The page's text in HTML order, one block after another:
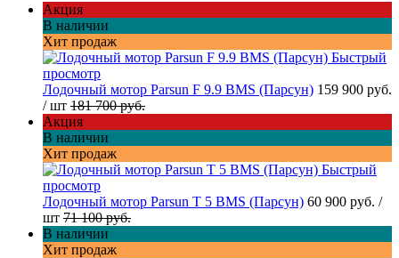
Акция
В наличии
Хит продаж
Быстрый
просмотр
Лодочный мотор Parsun F 9.9 BMS (Парсун) 159 900 руб.
/ шт 181 700 руб.
Акция
В наличии
Хит продаж
Быстрый
просмотр
Лодочный мотор Parsun T 5 BMS (Парсун) 60 900 руб. /
шт 71 100 руб.
В наличии
Хит продаж